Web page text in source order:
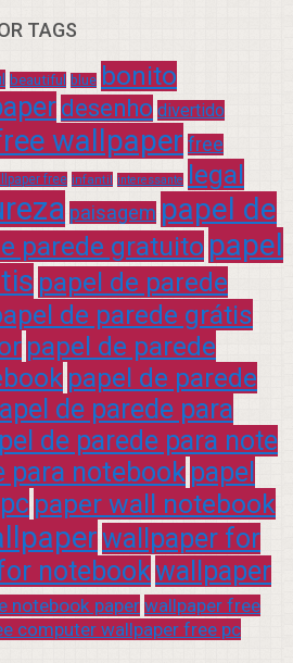
TAGS
beautiful blue bonito
desenho divertido
wallpaper free
free infantil interessante legal
paisagem papel de
parede gratuito papel
papel de parede
de parede grátis
papel de parede
papel de parede
de parede para
de parede para note
para notebook papel
paper wall notebook
wallpaper for
notebookwallpaper
notebook paperwallpaper free
computer wallpaper free pc